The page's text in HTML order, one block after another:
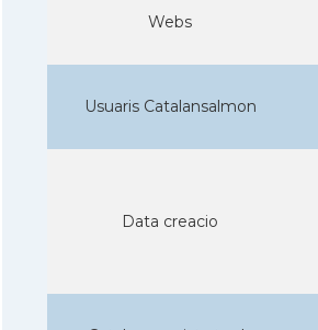
Webs
Usuaris Catalansalmon
Data creacio